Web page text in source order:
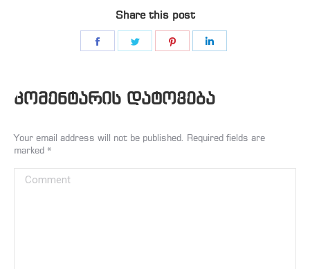
Share this post
Share
Share
Share
კომენტარის დატოვება
Your email address will not be published. Required fields are
marked *
Comment